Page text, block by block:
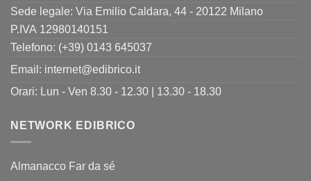
Sede legale: Via Emilio Caldara, 44 - 20122 Milano
P.IVA 12980140151
Telefono: (+39) 0143 645037
Email: internet@edibrico.it
Orari: Lun - Ven 8.30 - 12.30 | 13.30 - 18.30
NETWORK EDIBRICO
Almanacco Far da sé